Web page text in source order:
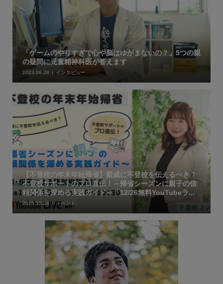
「ゲームのやりすぎで心や脳はゆがまないの？」5つの親
の疑問に児童精神科医が答えます
2023.06.28 インタビュー
【不登校の年末年始帰省】親戚に不登校を伝えるべき？
不登校サポートのプロ直伝！～帰省シーズンに親子の信
頼関係を深める実践ガイド～「12/26無料YouTubeラ...
2025.12.24 イベント